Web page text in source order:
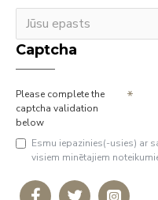
Captcha
Please complete the
captcha validation
below
Esmu iepazinies(-usies) ar
visiem minētajiem